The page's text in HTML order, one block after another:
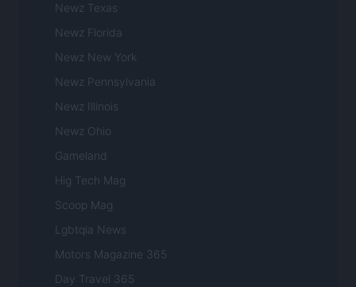
Newz Texas
Newz Florida
Newz New York
Newz Pennsylvania
Newz Illinois
Newz Ohio
Gameland
Hig Tech Mag
Scoop Mag
Lgbtqia News
Motors Magazine 365
Day Travel 365